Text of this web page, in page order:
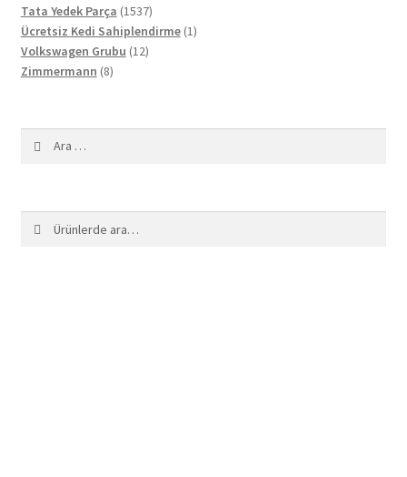
Tata Yedek Parça 15371537
ürün
Ücretsiz Kedi Sahiplendirme 11
Volkswagen Grubu 1212
Zimmermann 88